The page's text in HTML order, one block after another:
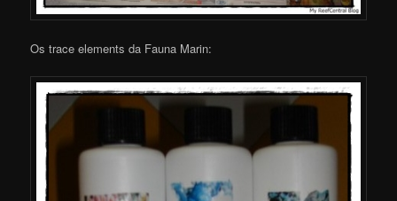
Os trace elements da Fauna Marin: